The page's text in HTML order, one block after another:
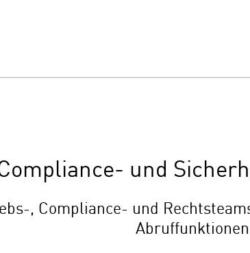
und
, Compliance- und